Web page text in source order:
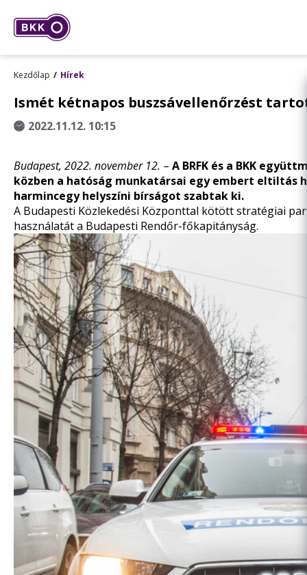
Kezdőlap Hírek
Ismét kétnapos buszsávellenőrzést
2022.11.12. 10:15
Budapest, 2022. november 12. – A BRFK és a BKK
közben a hatóság munkatársai egy embert
harmincegy helyszíni bírságot szabtak ki.
A Budapesti Közlekedési Központtal kötöttstratégiai
használatát a Budapesti Rendőr-főkapitányság.